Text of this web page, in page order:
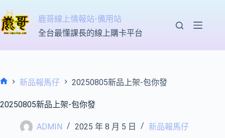
至
主
鹿哥線上情報站-備用站
全台最懂課長的線上購卡平台
頁
新品報馬仔 20250805新品上架-包你發
20250805新品上架-包你發
ADMIN 2025 年 8 月 5 日 新品報馬仔